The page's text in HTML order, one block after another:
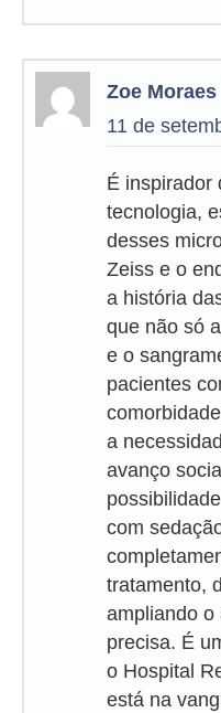
Zoe Moraes
11 de
É inspirador
tecnologia,
desses
Zeiss e o
a história
que não só
e o
pacientes
a
avanço
com
tratamento,
ampliando o
precisa. É
o Hospital
está na